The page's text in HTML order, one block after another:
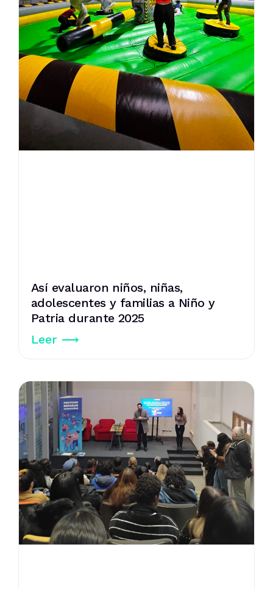
Así evaluaron niños, niñas,
adolescentes y familias a Niño y
Patria durante 2025
Leer ⟶